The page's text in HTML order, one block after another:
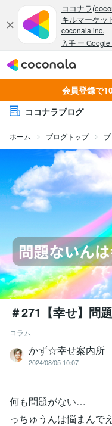
会員登録で
ココナラブログ
ホーム ブログトップ
＃271【幸せ】問
コラム
かず☆幸せ案内所
2024/08/05 10:07
何も問題がない…
っちゅうんは悩まんで